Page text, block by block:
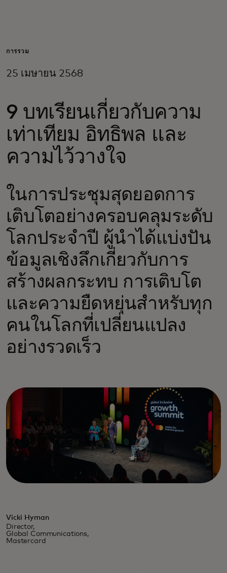
สำหรับธุรกิจ
สำหรับผู้สร้างนวัตกรรม
ข่าวสารและแนวโน้ม
การรวม
25 เมษายน 2568
9 บทเรียนเกี่ยวกับความ
เท่าเทียม อิทธิพล และ
ความไว้วางใจ
ในการประชุมสุดยอดการ
เติบโตอย่างครอบคลุมระดับ
โลกประจำปี ผู้นำได้แบ่งปัน
ข้อมูลเชิงลึกเกี่ยวกับการ
สร้างผลกระทบ การเติบโต
และความยืดหยุ่นสำหรับทุก
คนในโลกที่เปลี่ยนแปลง
อย่างรวดเร็ว
Vicki Hyman
Director,
Global Communications,
Mastercard